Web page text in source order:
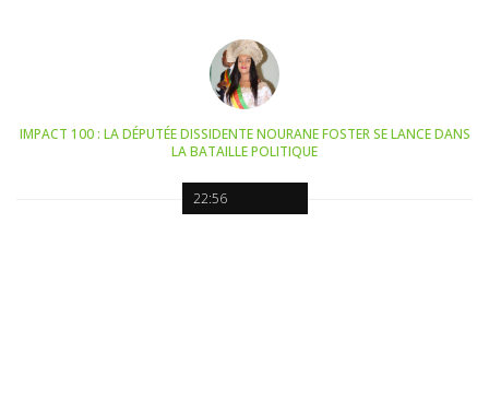
22:56
IMPACT 100 : LA DÉPUTÉE DISSIDENTE NOURANE FOSTER SE LANCE DANS
LA BATAILLE POLITIQUE